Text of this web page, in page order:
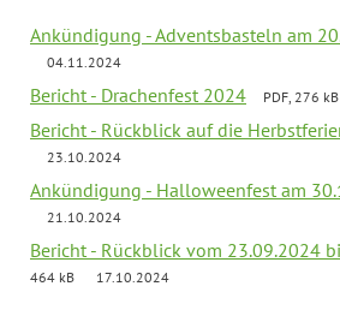
Ankündigung - Adventsbasteln am
04.11.2024
Bericht - Drachenfest 2024 PDF, 276 kB
Bericht - Rückblick auf die
23.10.2024
Ankündigung - Halloweenfest am
21.10.2024
Bericht - Rückblick vom 23.09.2024
464 kB
17.10.2024